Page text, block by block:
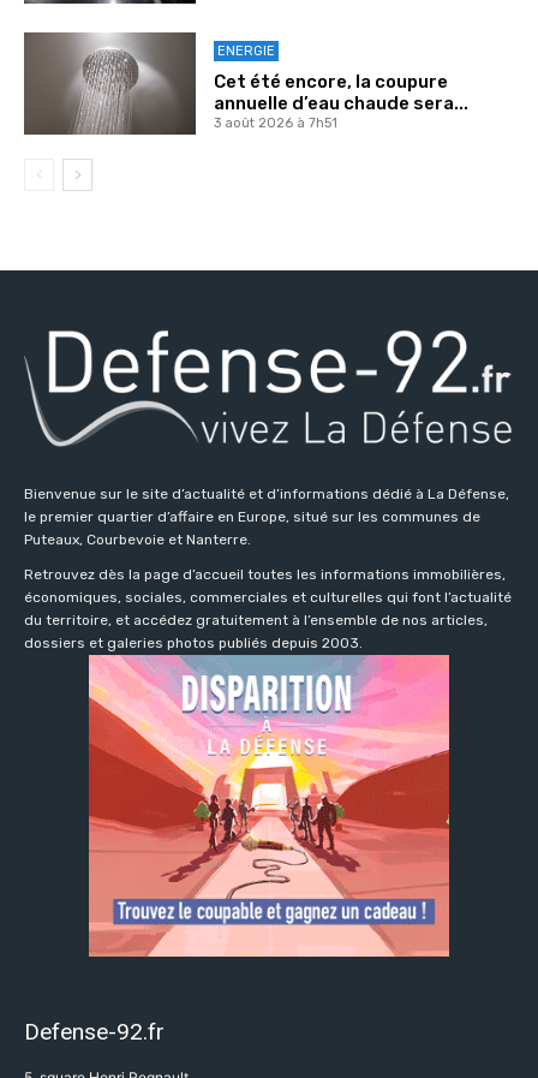
ENERGIE
Cet été encore, la coupure
annuelle d’eau chaude sera...
3 août 2026 à 7h51
Bienvenue sur le site d’actualité et d’informations dédié à La Défense,
le premier quartier d’affaire en Europe, situé sur les communes de
Puteaux, Courbevoie et Nanterre.
Retrouvez dès la page d’accueil toutes les informations immobilières,
économiques, sociales, commerciales et culturelles qui font l’actualité
du territoire, et accédez gratuitement à l’ensemble de nos articles,
dossiers et galeries photos publiés depuis 2003.
Defense-92.fr